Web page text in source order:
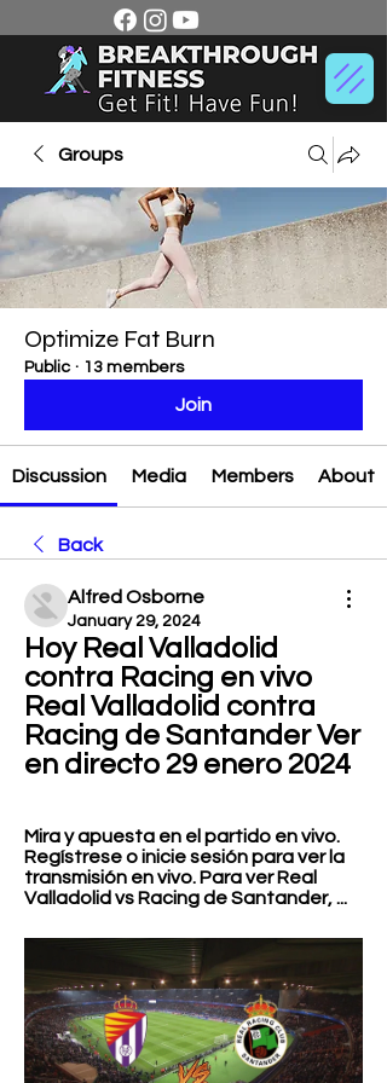
Groups
Optimize Fat Burn
Public · 13 members
Join
Discussion Media Members About
Back
Alfred Osborne
January 29, 2024
Hoy Real Valladolid
contra Racing en vivo
Real Valladolid contra
Racing de Santander Ver
en directo 29 enero 2024
Mira y apuesta en el partido en vivo.
Regístrese o inicie sesión para ver la
transmisión en vivo. Para ver Real
Valladolid vs Racing de Santander, ...